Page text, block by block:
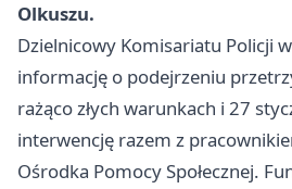
Olkuszu.
Dzielnicowy Komisariatu Policji
informację o podejrzeniu
rażąco złych warunkach i 27
interwencję razem z
Ośrodka Pomocy Społecznej.